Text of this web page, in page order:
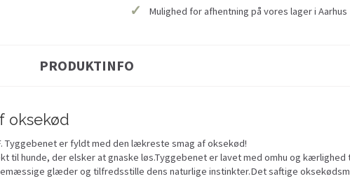
✓ Mulighed for afhentning på vores lager i Aarhus
PRODUKTINFO
oksekød
er fyldt med den lækreste smag af oksekød!
til hunde, der elsker at gnaske løs.Tyggebenet er lavet med omhu og kærlighed
glæder og tilfredsstille dens naturlige instinkter.Det saftige